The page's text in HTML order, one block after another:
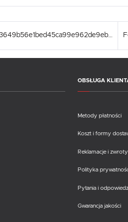
ca2fcb88fb9693649b56e1bed45ca99e962de9eb.pdf
OBSŁUGA
Metody płatności
Koszt i formy
Reklamacje i zwroty
Polityka
Pytania i
Gwarancja jakości